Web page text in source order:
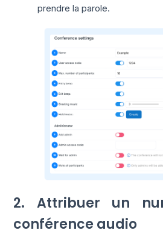
prendre la parole.
2. Attribuer un
conférence audio